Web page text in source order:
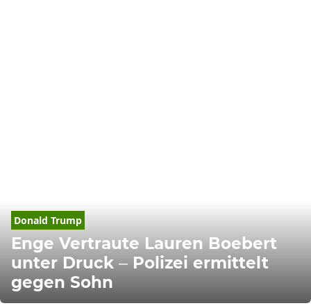
Donald Trump
Enge Vertraute Lauren Boebert
unter Druck – Polizei ermittelt
gegen Sohn